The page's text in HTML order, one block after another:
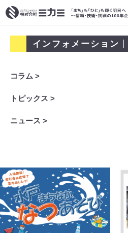
インフォメーション
コラム >
トピックス >
ニュース >